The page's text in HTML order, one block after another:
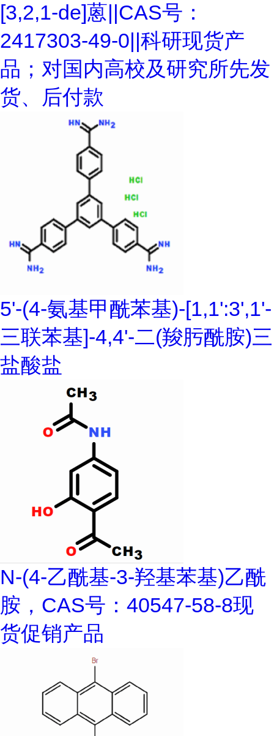
[3,2,1-de]蒽||CAS号：
2417303-49-0||科研现货产
品；对国内高校及研究所先发
货、后付款
5'-(4-氨基甲酰苯基)-[1,1':3',1'-
三联苯基]-4,4'-二(羧肟酰胺)三
盐酸盐
N-(4-乙酰基-3-羟基苯基)乙酰
胺，CAS号：40547-58-8现
货促销产品